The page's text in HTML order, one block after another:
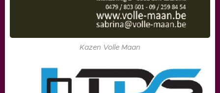
Kazen Volle Maan